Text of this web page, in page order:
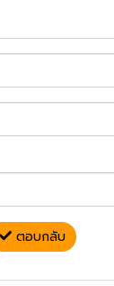
ตอบกลับ